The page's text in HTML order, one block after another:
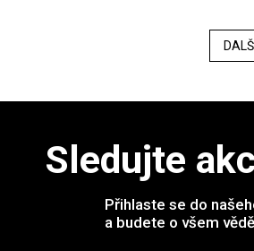
Sledujte
Přihlaste se do
a budete o všem